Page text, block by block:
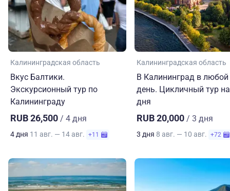
Калининградская область
Вкус Балтики.
Экскурсионный тур по
Калининграду
RUB 26,500 / 4 дня
4 дня 11 авг. — 14 авг. +11
Калининградская область
В Калининград в любой
день. Цикличный тур
дня
RUB 20,000 / 3 дня
3 дня 8 авг. — 10 авг. +72